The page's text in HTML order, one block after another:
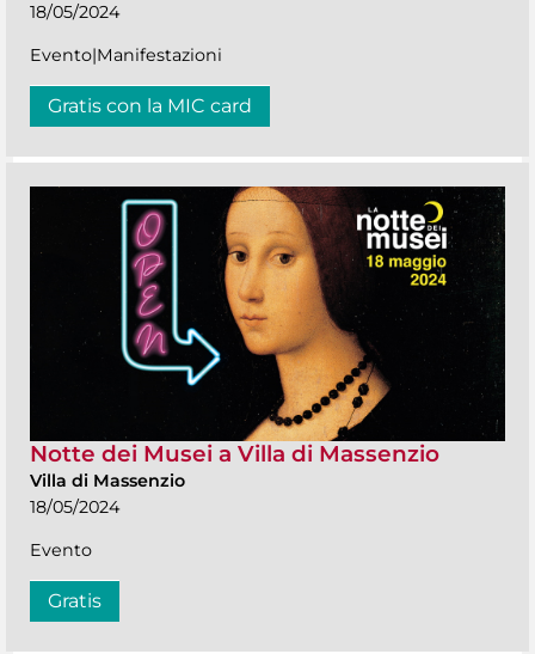
18/05/2024
Evento|Manifestazioni
Gratis con la MIC card
Notte dei Musei a Villa di Massenzio
Villa di Massenzio
18/05/2024
Evento
Gratis